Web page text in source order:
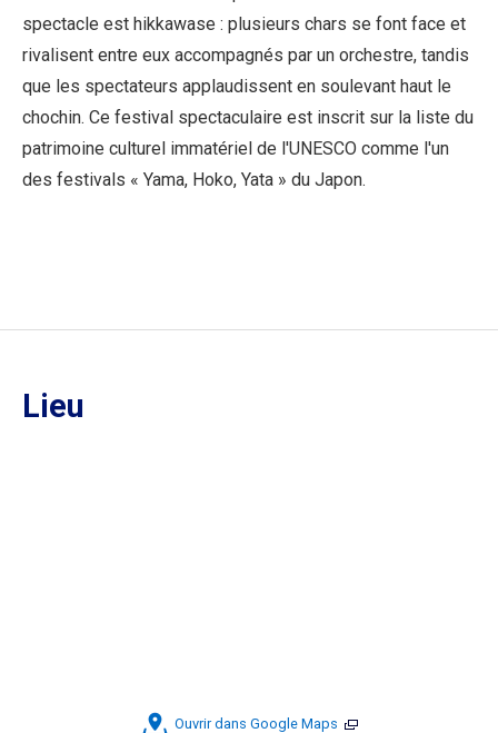
spectacle est hikkawase : plusieurs chars se font face et
rivalisent entre eux accompagnés par un orchestre, tandis
que les spectateurs applaudissent en soulevant haut le
chochin. Ce festival spectaculaire est inscrit sur la liste du
patrimoine culturel immatériel de l'UNESCO comme l'un
des festivals « Yama, Hoko, Yata » du Japon.
Lieu
Ouvrir dans Google Maps